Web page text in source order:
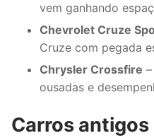
vem ganhando
Chevrolet Cruze
Cruze com pegada
Chrysler Crossfire
ousadas e
Carros antigos